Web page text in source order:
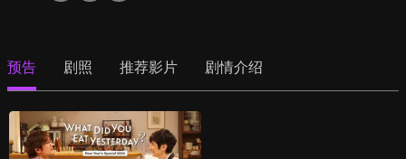
预告 剧照 推荐影片 剧情介绍